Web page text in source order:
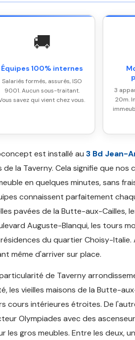
🚚
Équipes 100% internes
Salariés formés, assurés, ISO
9001. Aucun sous-traitant.
savez qui vient chez vous.
3
20m.
est installé au 3 Bd Jean-
de la Taverny. Cela signifie que
en quelques minutes, sans
connaissent parfaitement
pavées de la Butte-aux-Cailles,
Auguste-Blanqui, les tours
du quartier Choisy-
même d'arriver sur place.
de Taverny
les vieilles maisons de la Butte-
cours intérieures étroites. De
Olympiades avec des
les gros meubles. Entre les deux,